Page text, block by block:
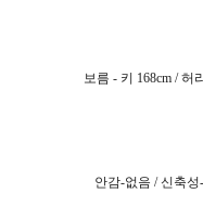
보름 - 키 168cm / 허
안감-없음 / 신축